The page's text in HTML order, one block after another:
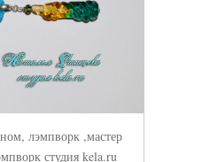
лэмпворк ,мастер
студия kela.ru